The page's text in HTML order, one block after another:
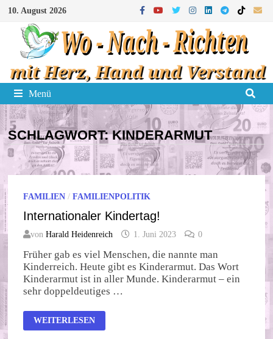
Zum
Inhalt
springen
10. August 2026
Menü
SCHLAGWORT:KINDERARMUT
FAMILIEN /FAMILIENPOLITIK
Internationaler Kindertag!
vonHarald Heidenreich 1. Juni 2023 0
Früher gab es viel Menschen, die nannte man
Kinderreich. Heute gibt es Kinderarmut. Das Wort
Kinderarmut ist in aller Munde. Kinderarmut – ein
sehr doppeldeutiges …
INTERNATIONALER
KINDERTAG!
WEITERLESEN